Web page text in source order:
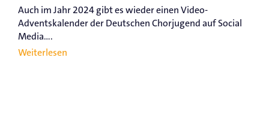
Auch im Jahr 2024 gibt es wieder einen Video-
Adventskalender der Deutschen Chorjugend auf Social
Media....
Weiterlesen